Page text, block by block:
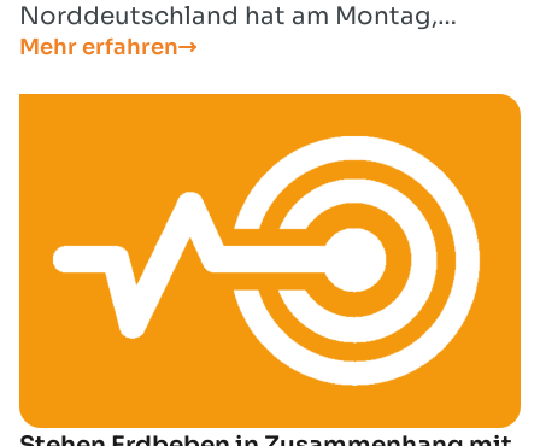
Norddeutschland hat am Montag,
05.09.2022, ein seismisches Ereignis der
Mehr erfahren